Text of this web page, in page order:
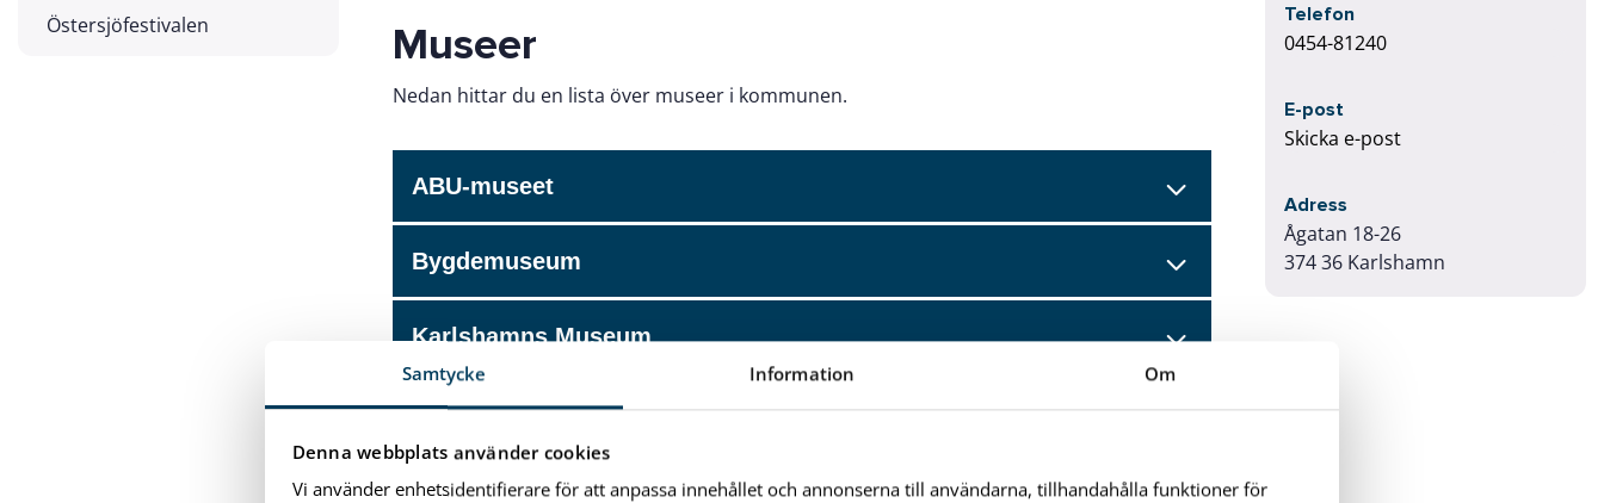
Samtycke Information Om
Denna webbplats använder cookies
Vi använder enhetsidentifierare för att anpassa innehållet och annonserna till användarna, tillhandahålla funktioner för
Östersjöfestivalen Museer
Nedan hittar du en lista över museer i kommunen.
ABU-museet
Bygdemuseum
Karlshamns Museum
Konstmuseum Martinssonska Gården
Möllegårdens skolmuseum
Telefon
0454-81240
E-post
Skicka e-post
Adress
Ågatan 18-26
374 36 Karlshamn